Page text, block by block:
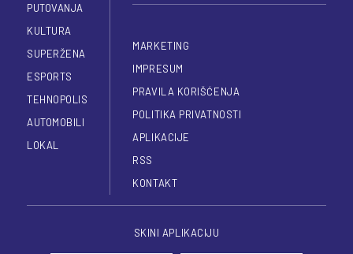
PUTOVANJA
KULTURA
SUPERŽENA
ESPORTS
TEHNOPOLIS
AUTOMOBILI
LOKAL
MARKETING
IMPRESUM
PRAVILA KORIŠĆENJA
POLITIKA PRIVATNOSTI
APLIKACIJE
RSS
KONTAKT
SKINI APLIKACIJU